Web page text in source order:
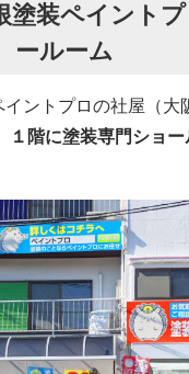
塗装ペイント
ールーム
ントプロの社屋（大
１階に塗装専門ショ